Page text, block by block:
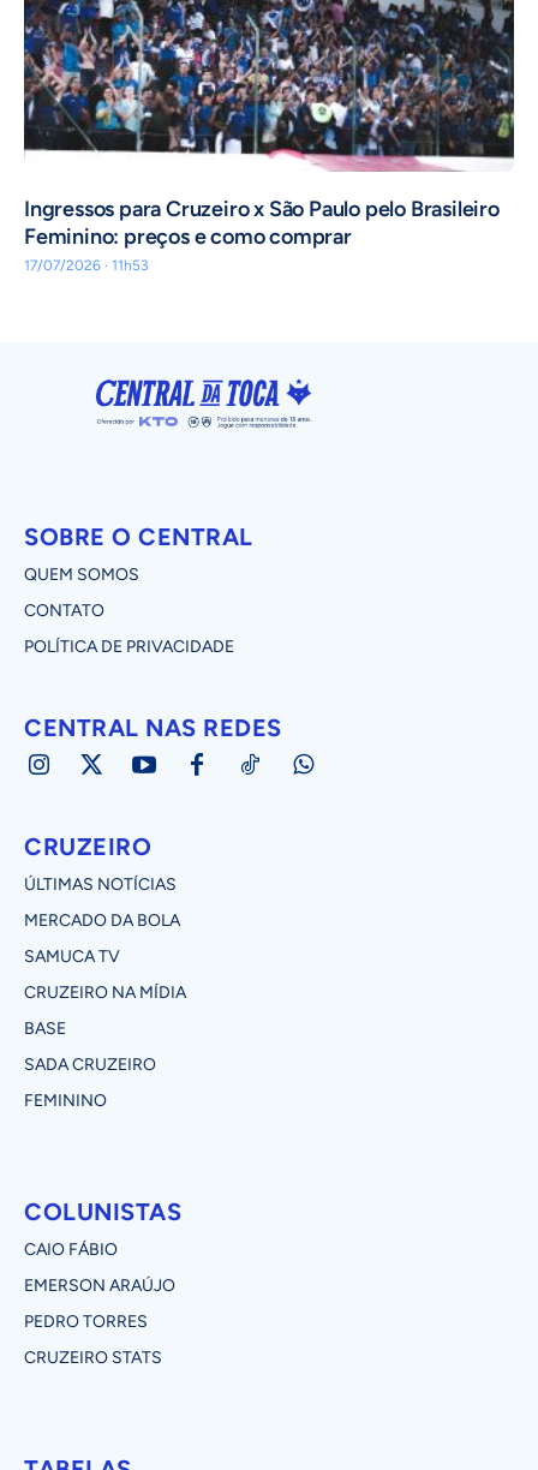
Ingressos para Cruzeiro x São Paulo pelo Brasileiro
Feminino: preços e como comprar
17/07/2026 · 11h53
SOBRE O CENTRAL
QUEM SOMOS
CONTATO
POLÍTICA DE PRIVACIDADE
CENTRAL NAS REDES
CRUZEIRO
ÚLTIMAS NOTÍCIAS
MERCADO DA BOLA
SAMUCA TV
CRUZEIRO NA MÍDIA
BASE
SADA CRUZEIRO
FEMININO
COLUNISTAS
CAIO FÁBIO
EMERSON ARAÚJO
PEDRO TORRES
CRUZEIRO STATS